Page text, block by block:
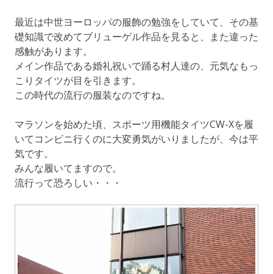
最近は中世ヨーロッパの服飾の勉強をしていて、その基
礎知識で改めてブリューゲル作品を見ると、また違った
感触があります。
メイン作品である婚礼祝いで踊る村人達の、元気なもっ
こりタイツが目を引きます。
この時代の流行の服装なのですね。
マラソンを始めた頃、スポーツ用機能タイツCW-Xを履
いてコンビニ行くのに大変勇気がいりましたが、今は平
気です。
みんな履いてますので。
流行って恐ろしい・・・